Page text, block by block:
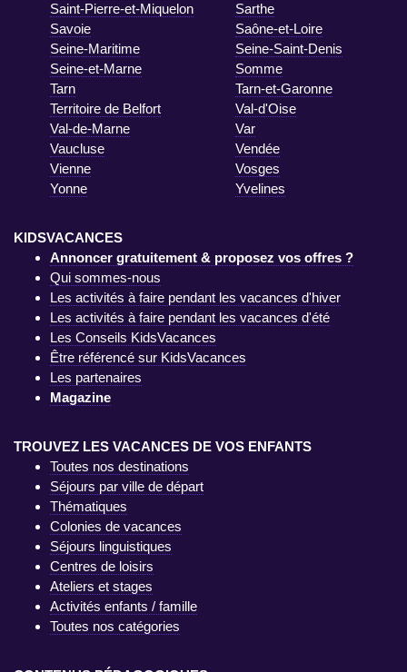
Saint-Pierre-et-Miquelon
Sarthe
Savoie
Saône-et-Loire
Seine-Maritime
Seine-Saint-Denis
Seine-et-Marne
Somme
Tarn
Tarn-et-Garonne
Territoire de Belfort
Val-d'Oise
Val-de-Marne
Var
Vaucluse
Vendée
Vienne
Vosges
Yonne
Yvelines
KIDSVACANCES
Annoncer gratuitement & proposez vos offres ?
Qui sommes-nous
Les activités à faire pendant les vacances d'hiver
Les activités à faire pendant les vacances d'été
Les Conseils KidsVacances
Être référencé sur KidsVacances
Les partenaires
Magazine
TROUVEZ LES VACANCES DE VOS ENFANTS
Toutes nos destinations
Séjours par ville de départ
Thématiques
Colonies de vacances
Séjours linguistiques
Centres de loisirs
Ateliers et stages
Activités enfants / famille
Toutes nos catégories